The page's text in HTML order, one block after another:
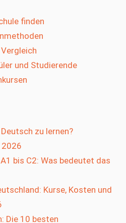
finden
und Studierende
zu lernen?
2026
bis C2: Was bedeutet das
Kurse, Kosten und
Die 10 besten